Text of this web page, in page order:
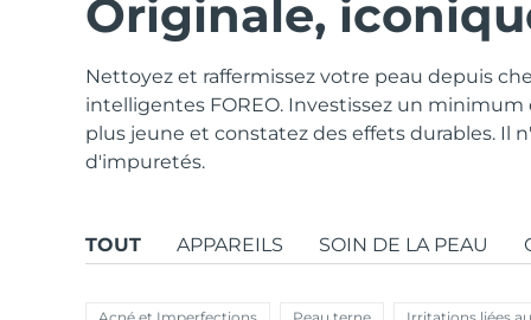
Originale,
Nettoyez et raffermissez votre peau depuis
intelligentes FOREO. Investissez un
plus jeune et constatez des effets durables. Il
d'impuretés.
TOUT APPAREILS SOIN DE LA PEAU
POPULAIRE